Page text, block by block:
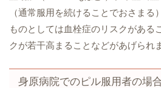
（通常服用を続けることでおさまる
ものとしては血栓症のリスクがある
クが若干高まることなどがあげられ
身原病院でのピル服用者の場